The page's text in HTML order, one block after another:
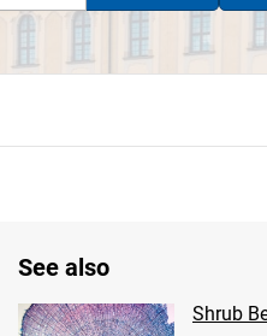
See also
Shrub